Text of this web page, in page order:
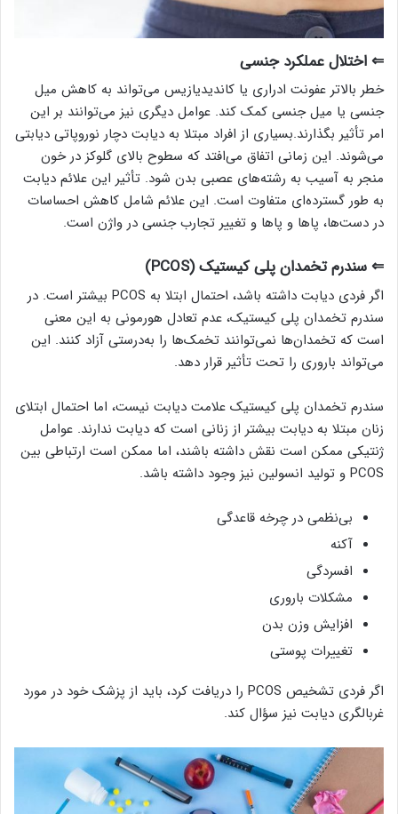
⇐ اختلال عملکرد جنسی
خطر بالاتر عفونت ادراری یا کاندیدیازیس می‌تواند به کاهش میل
جنسی یا میل جنسی کمک کند. عوامل دیگری نیز می‌توانند بر این
امر تأثیر بگذارند.بسیاری از افراد مبتلا به دیابت دچار نوروپاتی دیابتی
می‌شوند. این زمانی اتفاق می‌افتد که سطوح بالای گلوکز در خون
منجر به آسیب به رشته‌های عصبی بدن شود. تأثیر این علائم دیابت
به طور گسترده‌ای متفاوت است. این علائم شامل کاهش احساسات
در دست‌ها، پاها و پاها و تغییر تجارب جنسی در واژن است.
⇐ سندرم تخمدان پلی کیستیک (PCOS)
اگر فردی دیابت داشته باشد، احتمال ابتلا به PCOS بیشتر است. در
سندرم تخمدان پلی کیستیک، عدم تعادل هورمونی به این معنی
است که تخمدان‌ها نمی‌توانند تخمک‌ها را به‌درستی آزاد کنند. این
می‌تواند باروری را تحت تأثیر قرار دهد.
سندرم تخمدان پلی کیستیک علامت دیابت نیست، اما احتمال ابتلای
زنان مبتلا به دیابت بیشتر از زنانی است که دیابت ندارند. عوامل
ژنتیکی ممکن است نقش داشته باشند، اما ممکن است ارتباطی بین
PCOS و تولید انسولین نیز وجود داشته باشد.
بی‌نظمی در چرخه قاعدگی
آکنه
افسردگی
مشکلات باروری
افزایش وزن بدن
تغییرات پوستی
اگر فردی تشخیص PCOS را دریافت کرد، باید از پزشک خود در مورد
غربالگری دیابت نیز سؤال کند.